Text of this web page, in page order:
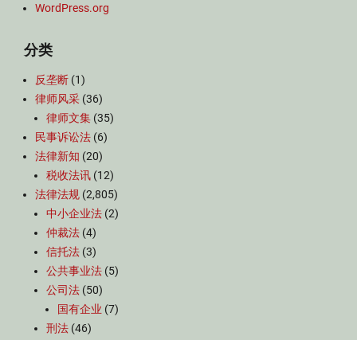
WordPress.org
分类
反垄断 (1)
律师风采 (36)
律师文集 (35)
民事诉讼法 (6)
法律新知 (20)
税收法讯 (12)
法律法规 (2,805)
中小企业法 (2)
仲裁法 (4)
信托法 (3)
公共事业法 (5)
公司法 (50)
国有企业 (7)
刑法 (46)